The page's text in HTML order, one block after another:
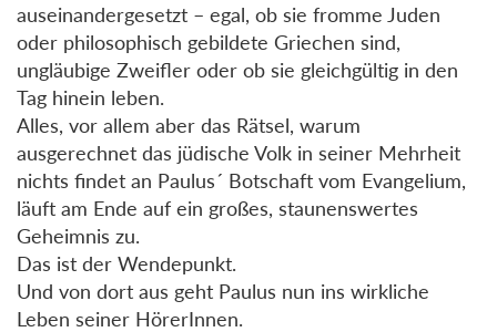
auseinandergesetzt – egal, ob sie fromme Juden
oder philosophisch gebildete Griechen sind,
ungläubige Zweifler oder ob sie gleichgültig in den
Tag hinein leben.
Alles, vor allem aber das Rätsel, warum
ausgerechnet das jüdische Volk in seiner Mehrheit
nichts findet an Paulus´ Botschaft vom Evangelium,
läuft am Ende auf ein großes, staunenswertes
Geheimnis zu.
Das ist der Wendepunkt.
Und von dort aus geht Paulus nun ins wirkliche
Leben seiner HörerInnen.